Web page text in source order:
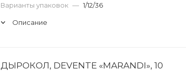
Варианты упаковок — 1/12/36
Описание
ДЫРОКОЛ, DEVENTE «MARANDI», 10